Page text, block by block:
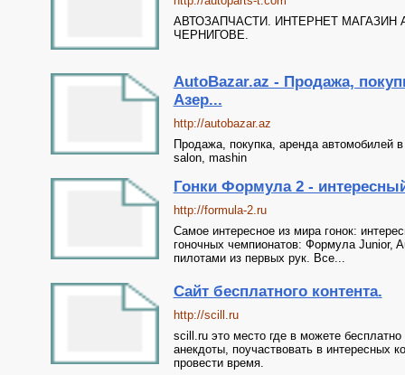
АВТОЗАПЧАСТИ. ИНТЕРНЕТ МАГАЗИН
ЧЕРНИГОВЕ.
AutoBazar.az - Продажа,
Азер...
http://autobazar.az
Продажа, покупка, аренда автомобилей
salon, mashin
Гонки Формула 2 -
http://formula-2.ru
Самое интересное из мира гонок:
гоночных чемпионатов: Формула Junior,
пилотами из первых рук. Все...
Сайт бесплатного контента.
http://scill.ru
scill.ru это место где в можете
анекдоты, поучаствовать в интересных
провести время.